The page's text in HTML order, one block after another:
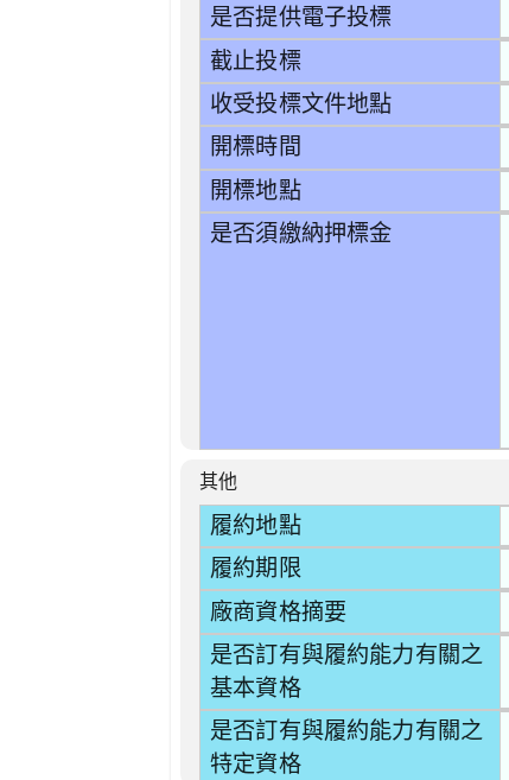
是否提供電子投標
截止投標
收受投標文件地點
開標時間
開標地點
是否須繳納押標金
其他
履約地點
履約期限
廠商資格摘要
是否訂有與履約能力有關之
基本資格
是否訂有與履約能力有關之
特定資格